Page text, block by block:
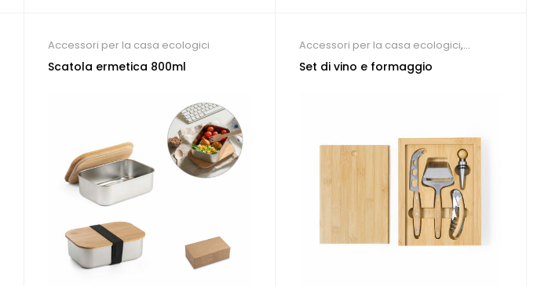
Accessori per la casa ecologici
Scatola ermetica 800ml
Accessori per la casa ecologici,
Ristorante e Pizzeria
Set di vino e formaggio